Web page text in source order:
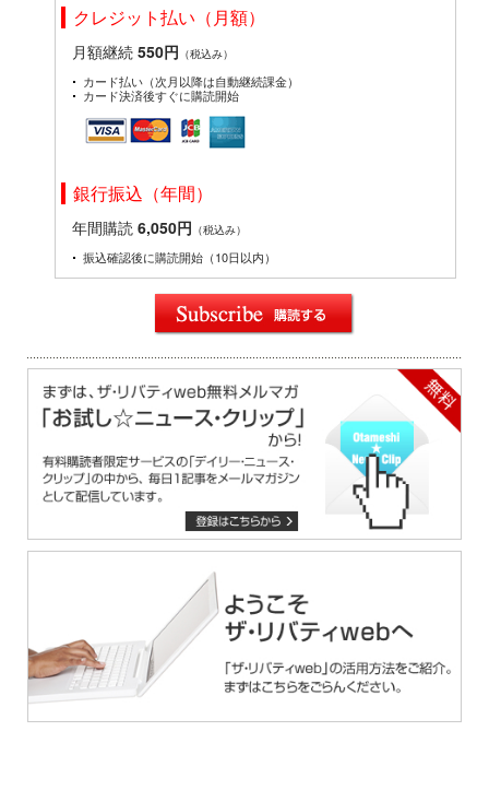
クレジット払い（月額）
月額継続 550円 （税込み）
カード払い（次月以降は自動継続課金）
カード決済後すぐに購読開始
銀行振込（年間）
年間購読 6,050円 （税込み）
振込確認後に購読開始（10日以内）